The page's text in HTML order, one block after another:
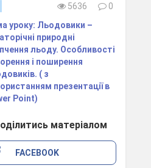
5636
0
уроку: Льодовики –
природні
льоду. Особливості
і поширення
( з
презентації в
Point)
матеріалом
FACEBOOK